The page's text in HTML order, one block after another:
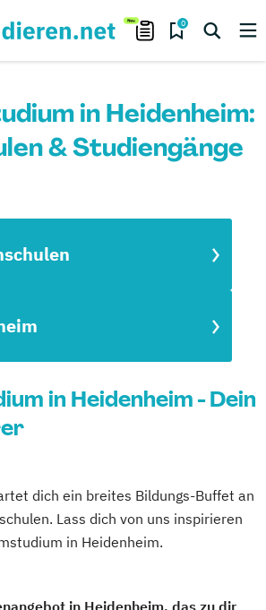
0
in Heidenheim:
& Studiengänge
in Heidenheim - Dein
dich ein breites Bildungs-Buffet an
Lass dich von uns inspirieren
in Heidenheim.
in Heidenheim, das zu dir